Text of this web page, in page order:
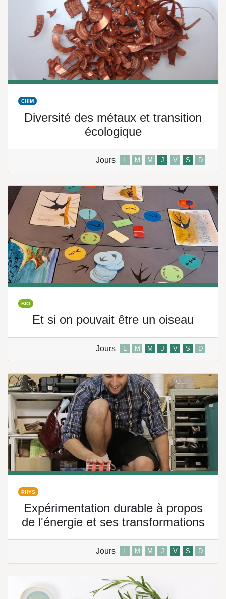
CHIM
Diversité des métaux et transition
écologique
Jours L M M J V S D
BIO
Et si on pouvait être un oiseau
Jours L M M J V S D
PHYS
Expérimentation durable à propos
de l'énergie et ses transformations
Jours L M M J V S D